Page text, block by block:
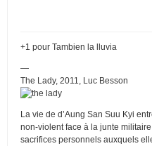
+1 pour Tambien la lluvia
—
The Lady, 2011, Luc Besson
La vie de d’Aung San Suu Kyi
non-violent face à la junte
sacrifices personnels auxquels